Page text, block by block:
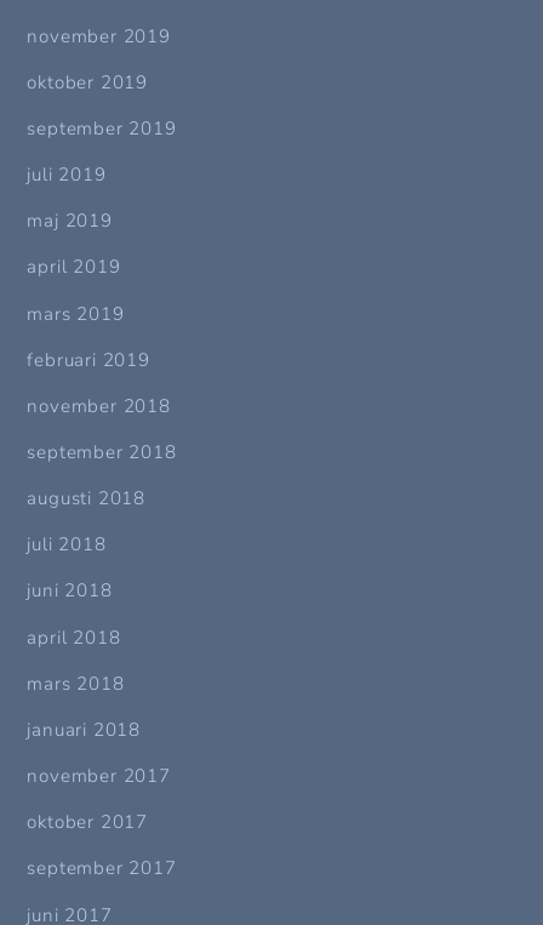
november 2019
oktober 2019
september 2019
juli 2019
maj 2019
april 2019
mars 2019
februari 2019
november 2018
september 2018
augusti 2018
juli 2018
juni 2018
april 2018
mars 2018
januari 2018
november 2017
oktober 2017
september 2017
juni 2017